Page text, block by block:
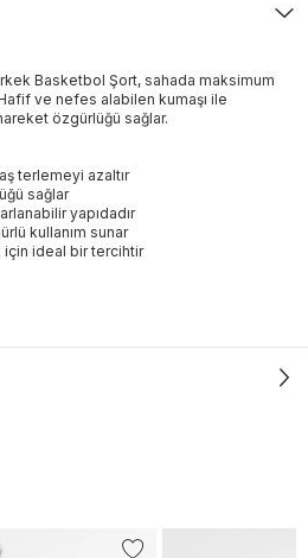
Basketbol Şort, sahada maksimum
ve nefes alabilen kumaşı ile
özgürlüğü sağlar.
terlemeyi azaltır
sağlar
yapıdadır
kullanım sunar
için ideal bir tercihtir